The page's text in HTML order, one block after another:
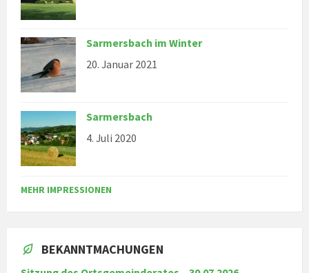
Sarmersbach im Winter
20. Januar 2021
Sarmersbach
4. Juli 2020
MEHR IMPRESSIONEN
BEKANNTMACHUNGEN